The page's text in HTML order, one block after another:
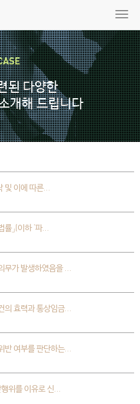
된 다양한
개해 드립니다
및 이에 따른…
」(이하 ‘파…
가 발생하였음을 …
효력과 통상임금…
반 여부를 판단하는…
위를 이유로 신…